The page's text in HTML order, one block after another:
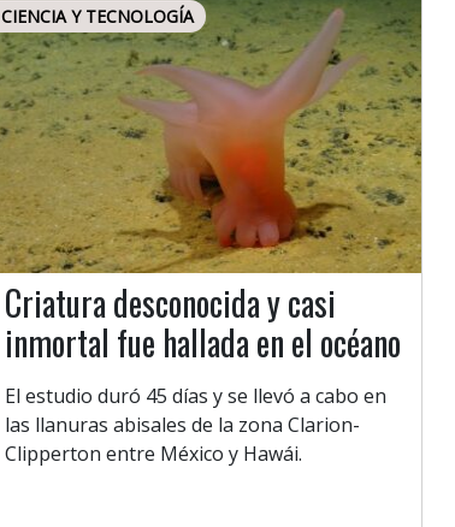
CIENCIA Y TECNOLOGÍA
Criatura desconocida y casi
inmortal fue hallada en el océano
El estudio duró 45 días y se llevó a cabo en
las llanuras abisales de la zona Clarion-
Clipperton entre México y Hawái.